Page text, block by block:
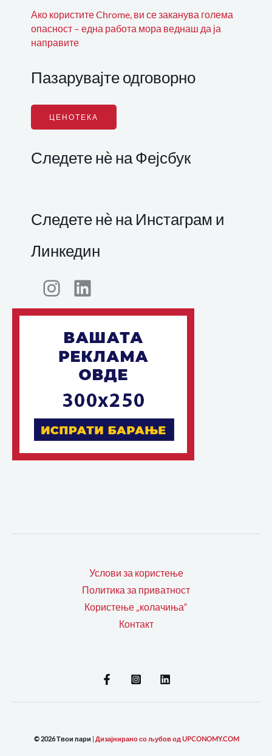
Ако користите Chrome, ви се заканува голема
опасност – една работа мора веднаш да ја
направите
Пазарувајте одговорно
ЦЕНОТЕКА
Следете нѐ на Фејсбук
Следете нѐ на Инстаграм и
Линкедин
Услови за користење
Политика за приватност
Користење „колачиња“
Контакт
© 2026 Твои пари | Дизајнирано со љубов од UPCONOMY.COM